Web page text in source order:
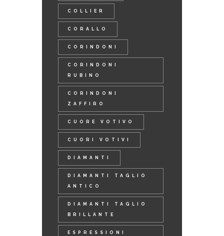
COLLIER
CORALLO
CORINDONI
CORINDONI
RUBINO
CORINDONI
ZAFFIRO
CUORE VOTIVO
CUORI VOTIVI
DIAMANTI
DIAMANTI TAGLIO
ANTICO
DIAMANTI TAGLIO
BRILLANTE
ESPRESSIONI